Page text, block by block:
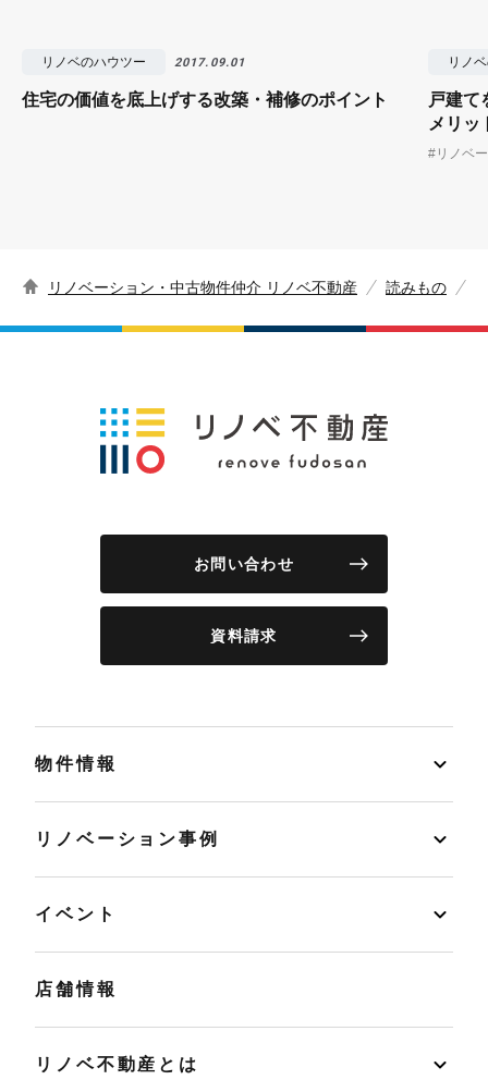
リノベのハウツー 2017.09.01
住宅の価値を底上げする改築・補修のポイント
リノ
戸建て
メリッ
#リノベ
リノベーション・中古物件仲介 リノベ不動産 読みもの
お問い合わせ
資料請求
物件情報
リノベーション事例
イベント
店舗情報
リノベ不動産とは